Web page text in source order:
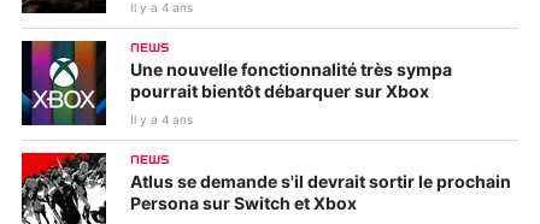
Il y a 4 ans
NEWS
Une nouvelle fonctionnalité très sympa
pourrait bientôt débarquer sur Xbox
Il y a 4 ans
NEWS
Atlus se demande s'il devrait sortir le prochain
Persona sur Switch et Xbox